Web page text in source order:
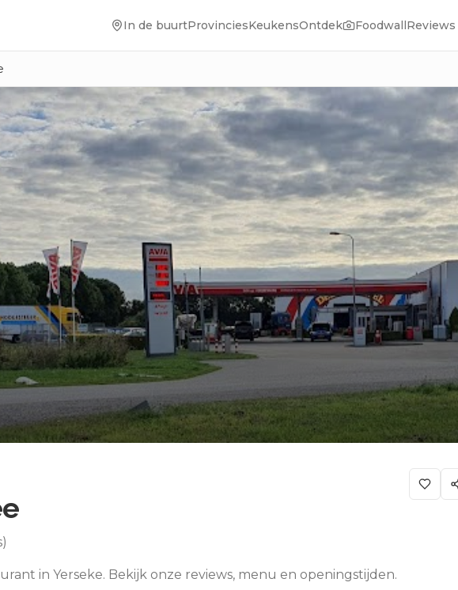
In de buurtProvinciesKeukensOntdek FoodwallReviews
in Yerseke. Bekijk onze reviews, menu en openingstijden.